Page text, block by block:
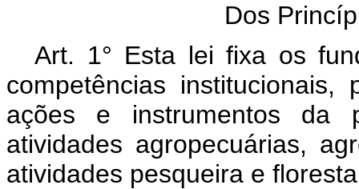
Dos
Art. 1° Esta lei fixa os
competências
ações e instrumentos da
atividades agropecuárias,
atividades pesqueira e